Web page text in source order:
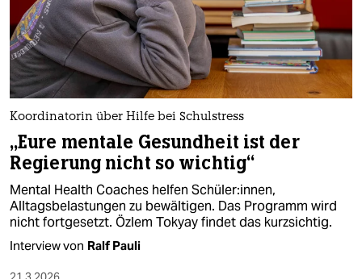
Koordinatorin über Hilfe bei Schulstress
„Eure mentale Gesundheit ist der
Regierung nicht so wichtig“
Mental Health Coaches helfen Schüler:innen,
Alltagsbelastungen zu bewältigen. Das Programm wird
nicht fortgesetzt. Özlem Tokyay findet das kurzsichtig.
Interview von Ralf Pauli